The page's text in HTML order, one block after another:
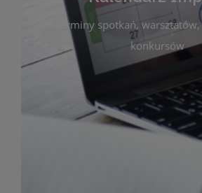
terminy spotkań,
konkursów
Dzięki przejrzystemu
zaplanujesz udział w
wydarzeniach. Aktualizujemy
bieżąco, by zawsze był zgodny z
biblioteki. Zapraszamy do
w życiu kulturalnym
WIĘCEJ